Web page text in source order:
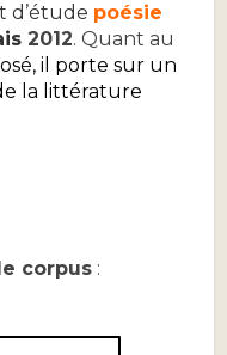
d’étude poésie
2012. Quant au
,il porte sur un
la littérature
corpus :